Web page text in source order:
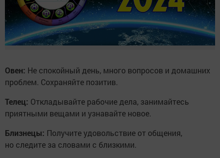
Овен: Не спокойный день, много вопросов и домашних
проблем. Сохраняйте позитив.
Телец: Откладывайте рабочие дела, занимайтесь
приятными вещами и узнавайте новое.
Близнецы: Получите удовольствие от общения,
но следите за словами с близкими.